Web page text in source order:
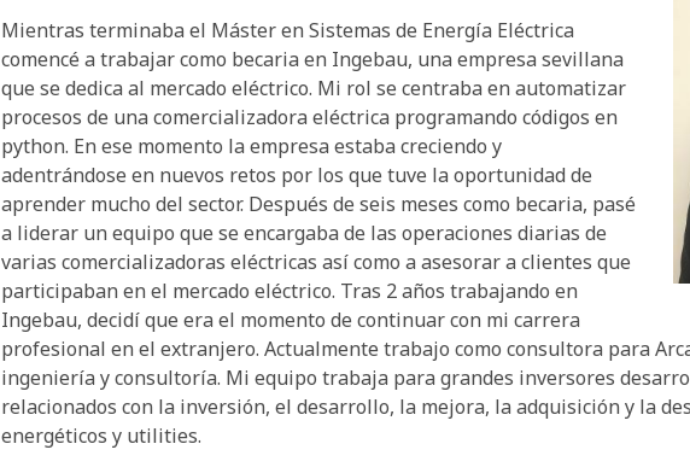
Mientras terminaba el Máster en Sistemas de Energía Eléctrica
comencé a trabajar como becaria en Ingebau, una empresa sevillana
que se dedica al mercado eléctrico. Mi rol se centraba en automatizar
procesos de una comercializadora eléctrica programando códigos en
python. En ese momento la empresa estaba creciendo y
adentrándose en nuevos retos por los que tuve la oportunidad de
aprender mucho del sector. Después de seis meses como becaria, pasé
a liderar un equipo que se encargaba de las operaciones diarias de
varias comercializadoras eléctricas así como a asesorar a clientes que
participaban en el mercado eléctrico. Tras 2 años trabajando en
Ingebau, decidí que era el momento de continuar con mi carrera
profesional en el extranjero. Actualmente trabajo como consultora para
ingeniería y consultoría. Mi equipo trabaja para grandes inversores
relacionados con la inversión, el desarrollo, la mejora, la adquisición y la
energéticos y utilities.